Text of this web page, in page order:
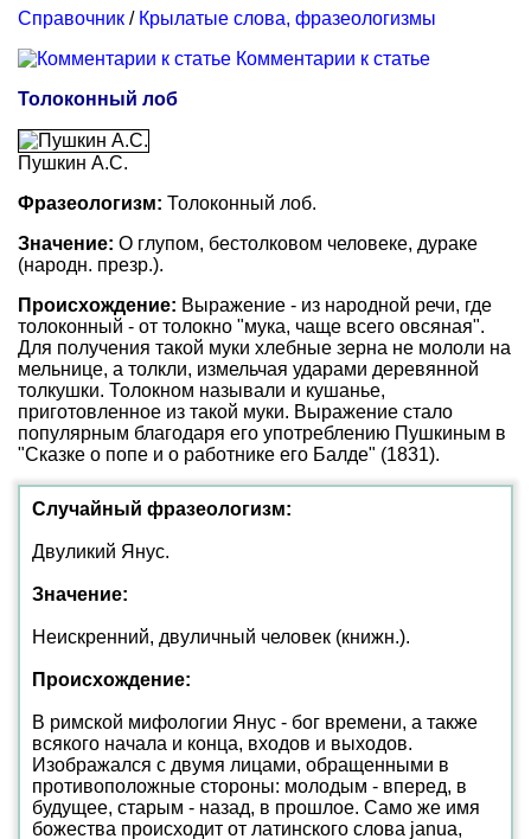
Справочник / Крылатые слова, фразеологизмы
Комментарии к статье
Толоконный лоб
Пушкин А.С.
Фразеологизм: Толоконный лоб.
Значение: О глупом, бестолковом человеке, дураке
(народн. презр.).
Происхождение: Выражение - из народной речи, где
толоконный - от толокно "мука, чаще всего овсяная".
Для получения такой муки хлебные зерна не мололи на
мельнице, а толкли, измельчая ударами деревянной
толкушки. Толокном называли и кушанье,
приготовленное из такой муки. Выражение стало
популярным благодаря его употреблению Пушкиным в
"Сказке о попе и о работнике его Балде" (1831).
Случайный фразеологизм:
Двуликий Янус.
Значение:
Неискренний, двуличный человек (книжн.).
Происхождение:
В римской мифологии Янус - бог времени, а также
всякого начала и конца, входов и выходов.
Изображался с двумя лицами, обращенными в
противоположные стороны: молодым - вперед, в
будущее, старым - назад, в прошлое. Само же имя
божества происходит от латинского слова janua,